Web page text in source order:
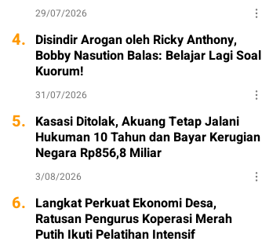
29/07/2026
4. Disindir Arogan oleh Ricky Anthony,
Bobby Nasution Balas: Belajar Lagi Soal
Kuorum!
31/07/2026
5. Kasasi Ditolak, Akuang Tetap Jalani
Hukuman 10 Tahun dan Bayar Kerugian
Negara Rp856,8 Miliar
3/08/2026
6. Langkat Perkuat Ekonomi Desa,
Ratusan Pengurus Koperasi Merah
Putih Ikuti Pelatihan Intensif